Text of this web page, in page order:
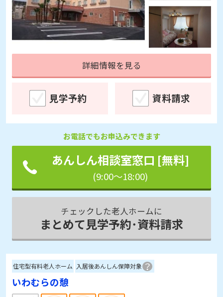
詳細情報を見る
見学予約 資料請求
お電話でもお申込みできます
あんしん相談室窓口 [無料]
(9:00～18:00)
チェックした老人ホームに
まとめて見学予約･資料請求
住宅型有料老人ホーム 入居後あんしん保障対象
いわむらの憩